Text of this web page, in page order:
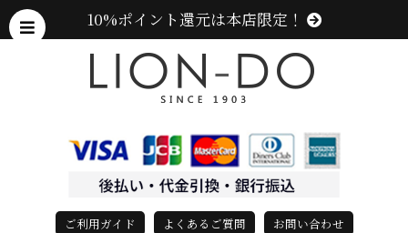
10%ポイント還元は本店限定！
ご利用ガイド よくあるご質問 お問い合わせ